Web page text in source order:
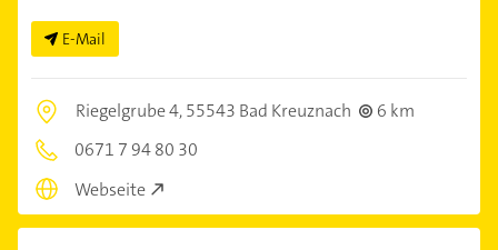
E-Mail
Riegelgrube 4,55543 Bad Kreuznach
6 km
0671 7 94 80 30
Webseite